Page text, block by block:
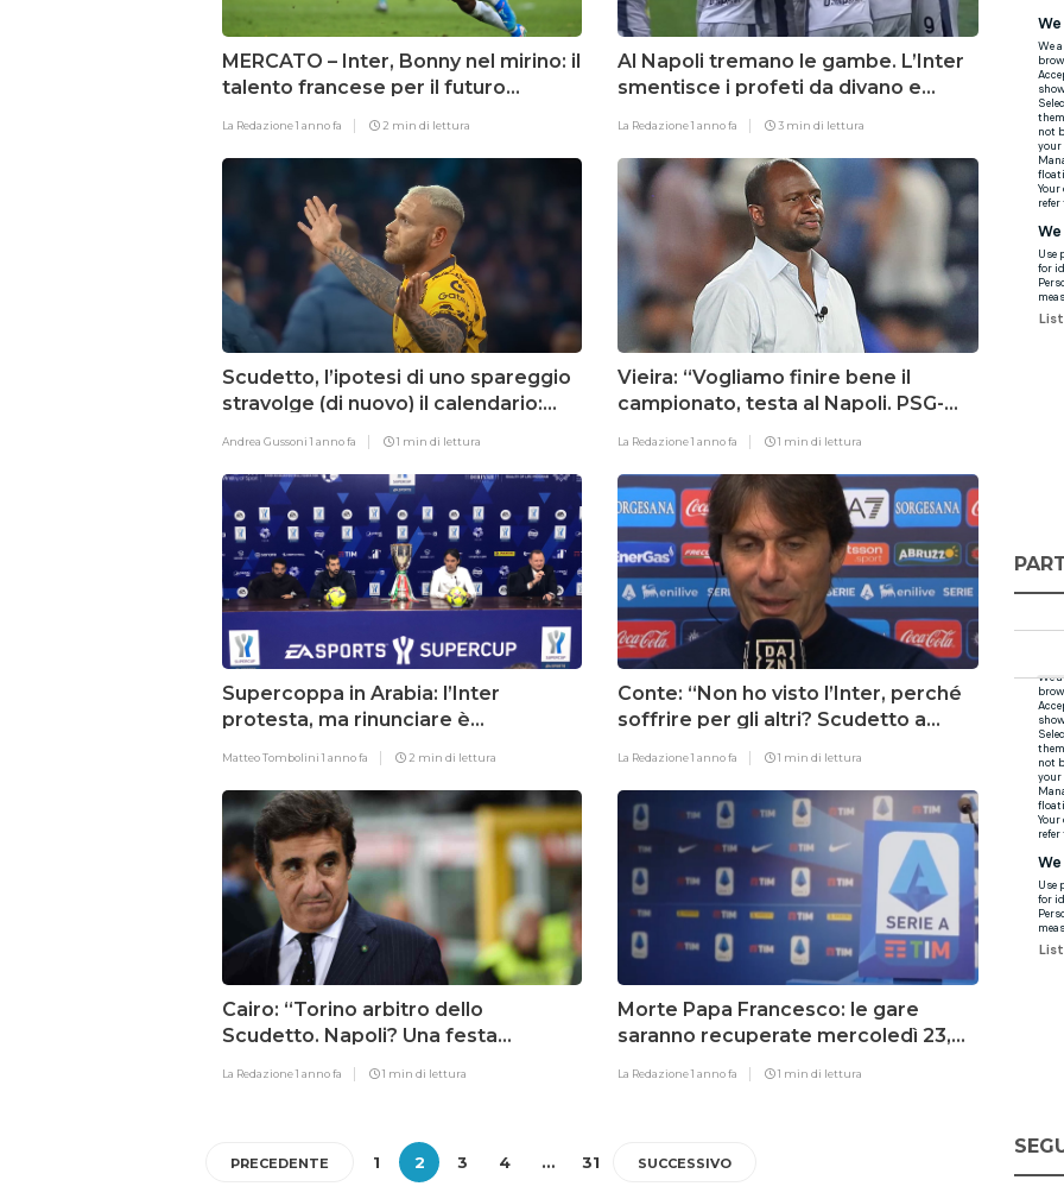
MERCATO – Inter, Bonny nel mirino: il
talento francese per il futuro
La Redazione1 anno fa 2 min di lettura
Al Napoli tremano le gambe. L’Inter
smentisce i profeti da divano e
crede nel sorpasso
La Redazione1 anno fa 3 min di lettura
Scudetto, l’ipotesi di uno spareggio
stravolge (di nuovo) il calendario:
ultima giornata anticipata?
Andrea Gussoni1 anno fa 1 min di lettura
Vieira: “Vogliamo finire bene il
campionato, testa al Napoli. PSG-
Inter? Fanno entrambe parte della
La Redazione1 anno fa 1 min di lettura
Supercoppa in Arabia: l’Inter
protesta, ma rinunciare è
Matteo Tombolini1 anno fa 2 min di lettura
Conte: “Non ho visto l’Inter, perché
soffrire per gli altri? Scudetto a
Napoli sarebbe un prodigio”
La Redazione1 anno fa 1 min di lettura
Cairo: “Torino arbitro dello
Scudetto. Napoli? Una festa
La Redazione1 anno fa 1 min di lettura
Morte Papa Francesco: le gare
saranno recuperate mercoledì 23,
confermato il derby di Coppa Italia.
Non mancano le polemiche
La Redazione1 anno fa 1 min di lettura
PRECEDENTE 1 2 3 4 … 31 SUCCESSIVO